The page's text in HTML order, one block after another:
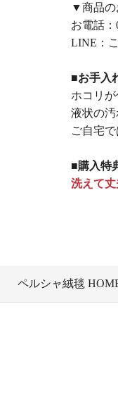
▼商品の
お電話：
LINE：
■お手入
ホコリ
液状の
ご自宅
■購入特
洗えて
ペルシャ絨毯